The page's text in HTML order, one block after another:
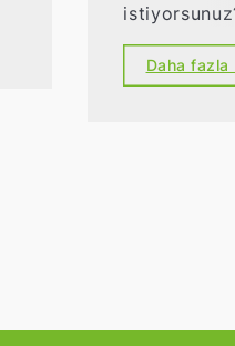
için doğru
ve
Daha